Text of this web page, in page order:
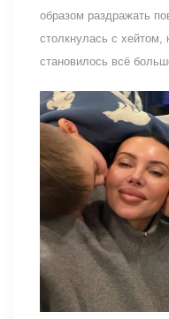
образом раздражать
столкнулась с
становилось всё